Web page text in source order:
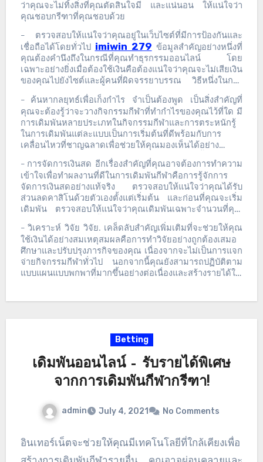
ว่าคุณจะไม่ทิ้งสิ่งที่คุณตัดสินใจมี
และแน่นอน
ให้แน่ใจว่า
คุณชอบกรีฑาที่คุณชอบด้วย
– ตรวจสอบให้แน่ใจว่าคุณอยู่ในเว็บไซต์ที่มีการป้องกันและ
เชื่อถือได้โดยทั่วไป imiwin 279 ข้อมูลสำคัญอย่างหนึ่งที่
คุณต้องคำนึงถึงในกรณีที่คุณทำธุรกรรมออนไลน์
โดย
เฉพาะอย่างยิ่งเมื่อต้องใช้เงินคือต้องแน่ใจว่าคุณจะไม่เสียเงิน
ของคุณไปยังไซต์และผู้คนที่ผิดจรรยาบรรณ
วิธีหนึ่งในการ
ประเมินว่าคุณจะอยู่ในไซต์ที่เชื่อถือได้หรือไม่ก็คือการได้รับ
บันทึกและดูที่เว็บไซต์สุทธิ
ดำเนินการตามคำแนะนำบาง
ประการและค้นหาว่าได้รับการจัดทำดัชนีในฐานข้อมูลเคล็ด
ลับออนไลน์จำนวนมากหรือไม่
– ค้นหากลยุทธ์เพื่อเก็งกำไร จำเป็นต้องพูด
เป็นสิ่งสำคัญที่
คุณจะต้องรู้ว่าจะวางกิจกรรมกีฬาที่ทำกำไรของคุณไว้ที่ใด มี
การเดิมพันหลายประเภทในกิจกรรมกีฬาและการตระหนักรู้
ในการเดิมพันแต่ละแบบเป็นการเริ่มต้นที่ดีพร้อมกับการ
เคลื่อนไหวที่ชาญฉลาดเพื่อช่วยให้คุณมองเห็นได้อย่าง
แม่นยำว่าคุณจะมีโอกาสประสบความสำเร็จมากขึ้นในจุดใด
ตระหนักว่าตัวเลือกประเภทหนึ่งที่มีค่าใช้จ่ายแจ็คพอตเพิ่ม
ขึ้นอย่างแน่นอนมักเป็นคนที่อาจท้าทายเล็กน้อยที่จะประสบ
ความสำเร็จและอาจมีความเสี่ยงมากกว่า
หากคุณต้องการ
ประสบความสำเร็จมากกว่านี้ ให้เลือกสำหรับผู้ที่หาเงินได้ง่าย
กว่าแต่รวมค่าใช้จ่ายแจ็คพอตที่ยอมรับได้เพิ่มเติมไว้ด้วย
– การจัดการเงินสด อีกเรื่องสำคัญที่คุณอาจต้องการทำความ
เข้าใจเพื่อทำผลงานที่ดีในการเดิมพันกีฬาคือการรู้จักการ
จัดการเงินสดอย่างแท้จริง
ตรวจสอบให้แน่ใจว่าคุณได้รับ
ส่วนลดคาสิโนด้วยตัวเองตั้งแต่เริ่มต้น
และก่อนที่คุณจะเริ่ม
เดิมพัน
ตรวจสอบให้แน่ใจว่าคุณเดิมพันเฉพาะจำนวนที่คุณ
การเดิมพันกิจกรรมกีฬาบน
อินเทอร์เน็ตเป็นองค์กรที่มีความเสี่ยงสูงซึ่งคุณอาจยังตัดสิน
ใจไม่ครบถ้วนว่าจะมีรายได้หรืออย่างอื่น
ดังนั้น
โปรดแน่ใจ
ว่าคุณพร้อมสำหรับการเลือกของคุณ
– วิเคราะห์ วิจัย วิจัย. เคล็ดลับสำคัญเพิ่มเติมที่จะช่วยให้คุณ
ใช้เงินได้อย่างสมเหตุสมผลคือการทำวิจัยอย่างถูกต้องเสมอ
ศึกษาและปรับปรุงภารกิจของคุณ เนื่องจากจะไม่เป็นการแจก
จ่ายกิจกรรมกีฬาทั่วไป
นอกจากนี้คุณยังสามารถปฏิบัติตาม
แบบแผนแบบพกพาที่มากขึ้นอย่างต่อเนื่องและสร้างรายได้ใน
Betting
เดิมพันออนไลน์ – รับรายได้พิเศษ
จากการเดิมพันกีฬากรีฑา!
admin July 4, 2021 No Comments
อินเทอร์เน็ตจะช่วยให้คุณมีเทคโนโลยีที่ใกล้เคียงเพื่อ